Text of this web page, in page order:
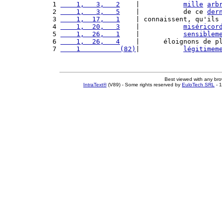
1
    1,   3,   2
mille
2
    1,   3,   5
    |           de ce
3
    1,  17,   1
| connaissent,
4
    1,  20,   3
5
    1,  26,   1
6
    1,  26,   4
|      éloignons de
7
    1          (82)
Best viewed with any
IntraText®(V89) - Some rights reserved by EuloTech SRL -